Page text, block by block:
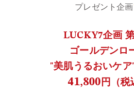
プレゼント企画
LUCKY7企画
ゴールデンロ
"美肌うるおいケア
41,800 円（税